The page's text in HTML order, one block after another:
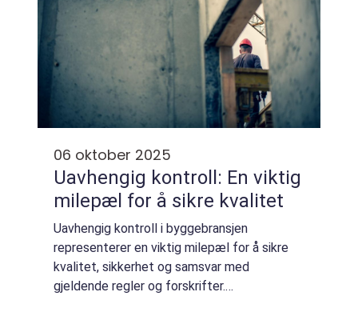
06 oktober 2025
Uavhengig kontroll: En viktig
milepæl for å sikre kvalitet
Uavhengig kontroll i byggebransjen
representerer en viktig milepæl for å sikre
kvalitet, sikkerhet og samsvar med
gjeldende regler og forskrifter.